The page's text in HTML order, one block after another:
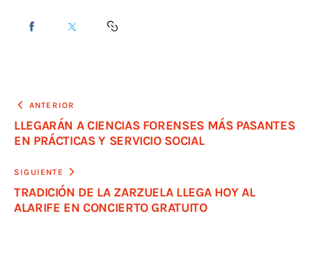
ANTERIOR
LLEGARÁN A CIENCIAS FORENSES MÁS PASANTES
EN PRÁCTICAS Y SERVICIO SOCIAL
SIGUIENTE
TRADICIÓN DE LA ZARZUELA LLEGA HOY AL
ALARIFE EN CONCIERTO GRATUITO